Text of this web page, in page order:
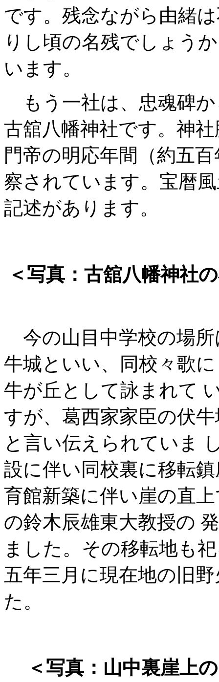
です。残念ながら由緒
りし頃の名残でしょう
います。
もう一社は、忠魂碑
古舘八幡神社です。神
門帝の明応年間（約五
察されています。宝暦
記述があります。
＜写真：古舘八幡神社
今の山目中学校の場所
牛城といい、同校々歌
牛が丘として詠まれて
すが、葛西家家臣の伏
と言い伝えられていま
設に伴い同校裏に移転
育館新築に伴い崖の直
の鈴木辰雄東大教授の
ました。その移転地も
五年三月に現在地の旧
た。
＜写真：山中裏崖上